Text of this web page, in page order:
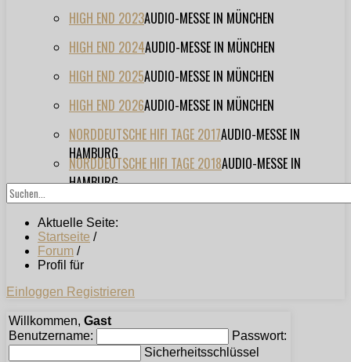
HIGH END 2023AUDIO-MESSE IN MÜNCHEN
HIGH END 2024AUDIO-MESSE IN MÜNCHEN
HIGH END 2025AUDIO-MESSE IN MÜNCHEN
HIGH END 2026AUDIO-MESSE IN MÜNCHEN
NORDDEUTSCHE HIFI TAGE 2017AUDIO-MESSE IN
HAMBURG
NORDDEUTSCHE HIFI TAGE 2018AUDIO-MESSE IN
HAMBURG
Aktuelle Seite:
Startseite /
Forum /
Profil für
Einloggen Registrieren
Willkommen, Gast
Benutzername:
Passwort:
Sicherheitsschlüssel